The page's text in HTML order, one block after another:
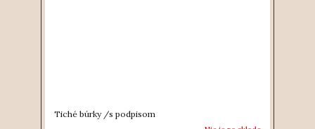
Tiché búrky /s podpisom